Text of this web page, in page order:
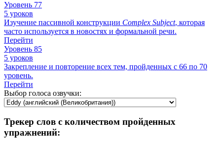
Уровень 77
5 уроков
Изучение пассивной конструкции Complex Subject, которая
часто используется в новостях и формальной речи.
Перейти
Уровень 85
5 уроков
Закрепление и повторение всех тем, пройденных с 66 по 70
уровень.
Перейти
Выбор голоса озвучки:
Трекер слов с количеством пройденных
упражнений: